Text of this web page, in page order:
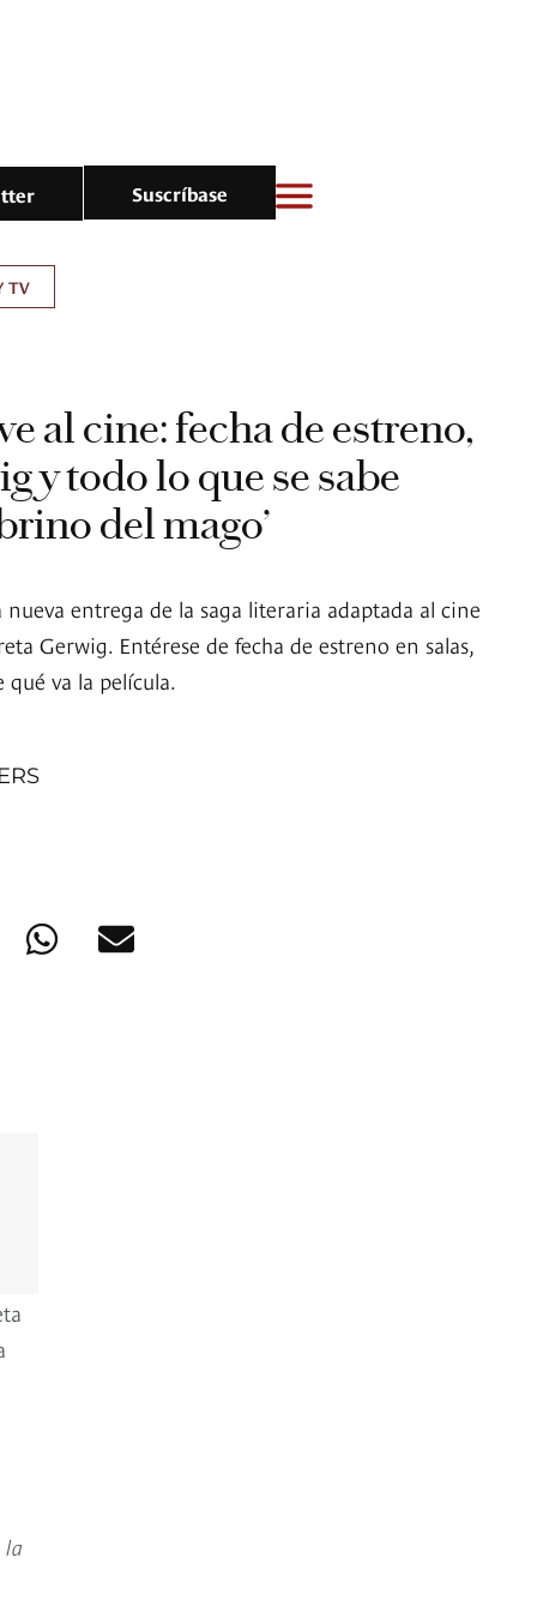
Suscríbase
TV
al cine: fecha de estreno,
y todo lo que se sabe
del mago’
nueva entrega de la saga literaria adaptada al cine
Gerwig. Entérese de fecha de estreno en salas,
va la película.
la